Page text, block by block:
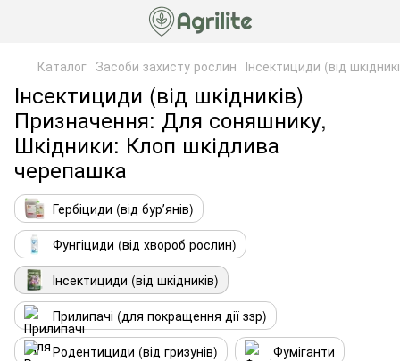
Каталог Засоби захисту рослин Інсектициди (від
Інсектициди (від шкідників)
Призначення: Для соняшнику,
Шкідники: Клоп шкідлива
черепашка
Гербіциди (від бурʼянів)
Фунгіциди (від хвороб рослин)
Інсектициди (від шкідників)
Прилипачі (для покращення дії ззр)
Родентициди (від гризунів)
Фуміганти